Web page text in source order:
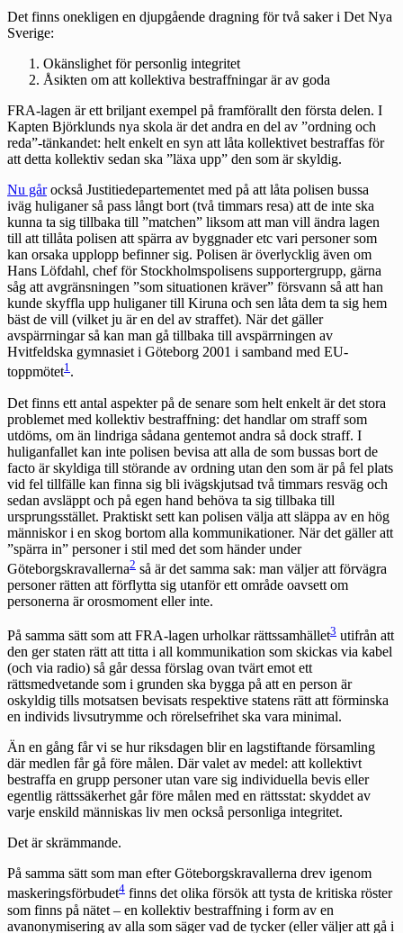
Det finns onekligen en djupgående dragning för två saker i Det Nya
Sverige:
Okänslighet för personlig integritet
Åsikten om att kollektiva bestraffningar är av goda
FRA-lagen är ett briljant exempel på framförallt den första delen. I
Kapten Björklunds nya skola är det andra en del av ”ordning och
reda”-tänkandet: helt enkelt en syn att låta kollektivet bestraffas för
att detta kollektiv sedan ska ”läxa upp” den som är skyldig.
Nu gårockså Justitiedepartementet med på att låta polisen bussa
iväg huliganer så pass långt bort (två timmars resa) att de inte ska
kunna ta sig tillbaka till ”matchen” liksom att man vill ändra lagen
till att tillåta polisen att spärra av byggnader etc vari personer som
kan orsaka upplopp befinner sig. Polisen är överlycklig även om
Hans Löfdahl, chef för Stockholmspolisens supportergrupp, gärna
såg att avgränsningen ”som situationen kräver” försvann så att han
kunde skyffla upp huliganer till Kiruna och sen låta dem ta sig hem
bäst de vill (vilket ju är en del av straffet). När det gäller
avspärrningar så kan man gå tillbaka till avspärrningen av
Hvitfeldska gymnasiet i Göteborg 2001 i samband med EU-
toppmötet1.
Det finns ett antal aspekter på de senare som helt enkelt är det stora
problemet med kollektiv bestraffning: det handlar om straff som
utdöms, om än lindriga sådana gentemot andra så dock straff. I
huliganfallet kan inte polisen bevisa att alla de som bussas bort de
facto är skyldiga till störande av ordning utan den som är på fel plats
vid fel tillfälle kan finna sig bli ivägskjutsad två timmars resväg och
sedan avsläppt och på egen hand behöva ta sig tillbaka till
ursprungsstället. Praktiskt sett kan polisen välja att släppa av en hög
människor i en skog bortom alla kommunikationer. När det gäller att
”spärra in” personer i stil med det som händer under
Göteborgskravallerna2 så är det samma sak: man väljer att förvägra
personer rätten att förflytta sig utanför ett område oavsett om
personerna är orosmoment eller inte.
På samma sätt som att FRA-lagen urholkar rättssamhället3 utifrån att
den ger staten rätt att titta i all kommunikation som skickas via kabel
(och via radio) så går dessa förslag ovan tvärt emot ett
rättsmedvetande som i grunden ska bygga på att en person är
oskyldig tills motsatsen bevisats respektive statens rätt att förminska
en individs livsutrymme och rörelsefrihet ska vara minimal.
Än en gång får vi se hur riksdagen blir en lagstiftande församling
där medlen får gå före målen. Där valet av medel: att kollektivt
bestraffa en grupp personer utan vare sig individuella bevis eller
egentlig rättssäkerhet går före målen med en rättsstat: skyddet av
varje enskild människas liv men också personliga integritet.
Det är skrämmande.
På samma sätt som man efter Göteborgskravallerna drev igenom
maskeringsförbudet4 finns det olika försök att tysta de kritiska röster
som finns på nätet – en kollektiv bestraffning i form av en
avanonymisering av alla som säger vad de tycker (eller väljer att gå i